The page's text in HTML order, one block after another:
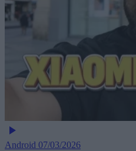
Android 07/03/2026